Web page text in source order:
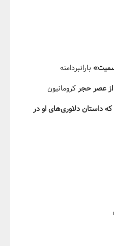
بارانبردامنه
کرومانیون
و از پهلوانان‬‫ ایرانی که داستان دلاوری‌های او در